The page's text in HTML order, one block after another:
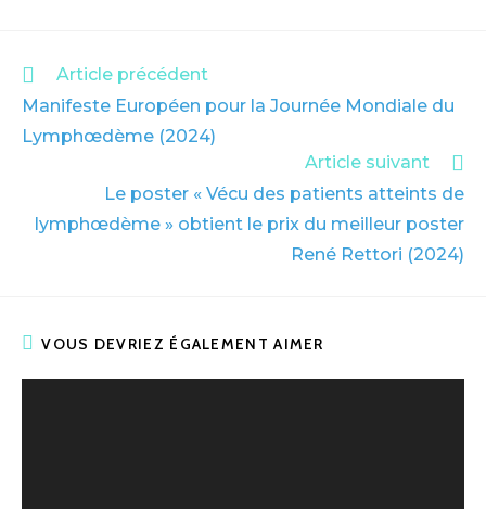
Article précédent
Manifeste Européen pour la Journée Mondiale du
Lymphœdème (2024)
Article suivant
Le poster « Vécu des patients atteints de
lymphœdème » obtient le prix du meilleur poster
René Rettori (2024)
VOUS DEVRIEZ ÉGALEMENT AIMER